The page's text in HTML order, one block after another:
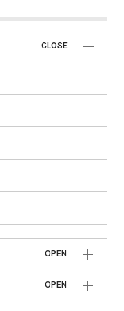
CLOSE
OPEN
OPEN